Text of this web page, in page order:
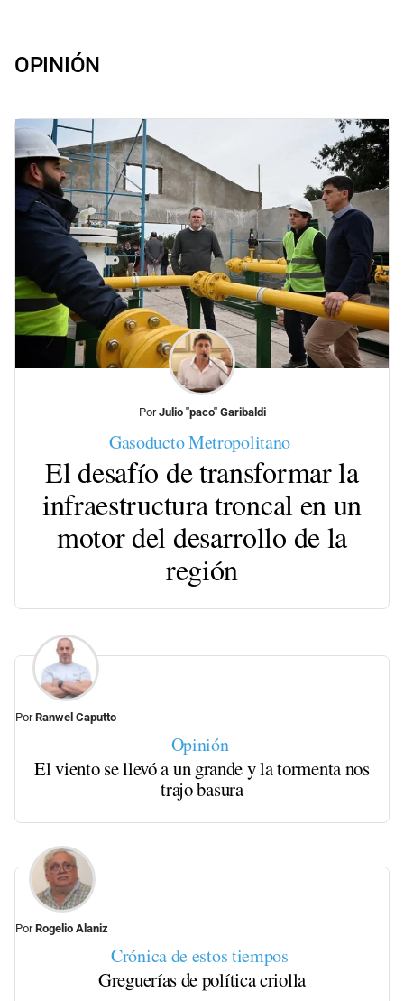
OPINIÓN
PorJulio "paco" Garibaldi
Gasoducto Metropolitano
El desafío de transformar la
infraestructura troncal en un
motor del desarrollo de la
región
PorRanwel Caputto
Opinión
El viento se llevó a un grande y la tormenta nos
trajo basura
PorRogelio Alaniz
Crónica de estos tiempos
Greguerías de política criolla